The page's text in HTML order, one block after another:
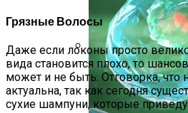
Раскрась Свой
Принесет Тебе
Знаку Зодиака
Грязные Волосы
Даже если локоны просто
вида становится плохо, то
может и не быть. Отговорка,
актуальна, так как сегодня
сухие шампуни, которые